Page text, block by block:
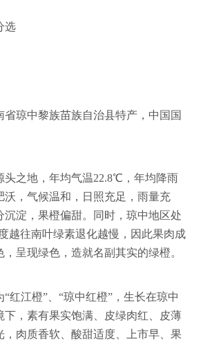
选
省琼中黎族苗族自治县特产，中国国
头之地，年均气温22.8℃，年均降雨
沃，气候温和，日照充足，雨量充
沉淀，果橙偏甜。同时，琼中地区处
越往南叶绿素退化越慢，因此果肉成
呈现绿色，造就名副其实的绿橙。
红江橙”、“琼中红橙”，生长在琼中
下，素有果实饱满、皮绿肉红、皮薄
，肉质香软、酸甜适度、上市早、果